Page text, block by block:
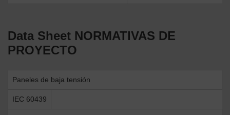
Data Sheet NORMATIVAS DE
PROYECTO
Paneles de baja tensión
IEC 60439